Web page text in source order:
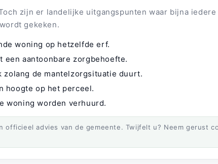
zijn er landelijke uitgangspunten waar bijna
gekeken.
woning op hetzelfde erf.
een aantoonbare zorgbehoefte.
de mantelzorgsituatie duurt.
hoogte op het perceel.
woning worden verhuurd.
officieel advies van de gemeente. Twijfelt u? Neem gerust